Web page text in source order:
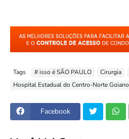
Tags # isso é SÃO PAULO Cirurgia
Hospital Estadual do Centro-Norte Goiano
Facebook